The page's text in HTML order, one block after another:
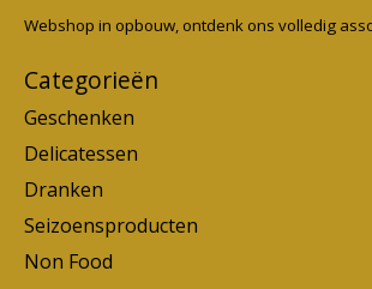
Webshop in opbouw, ontdenk ons volledig
Categorieën
Geschenken
Delicatessen
Dranken
Seizoensproducten
Non Food